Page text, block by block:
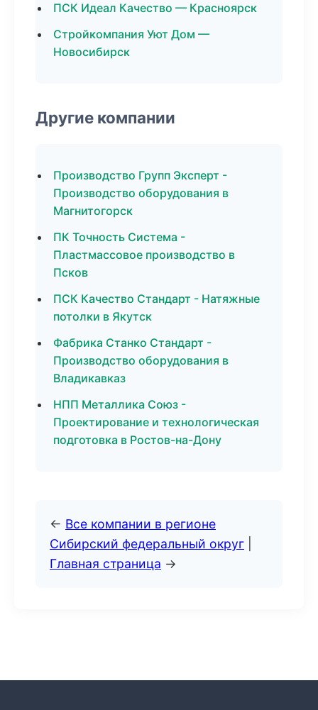
ПСК Идеал Качество — Красноярск
Стройкомпания Уют Дом —
Новосибирск
Другие компании
Производство Групп Эксперт -
Производство оборудования в
Магнитогорск
ПК Точность Система -
Пластмассовое производство в
Псков
ПСК Качество Стандарт - Натяжные
потолки в Якутск
Фабрика Станко Стандарт -
Производство оборудования в
Владикавказ
НПП Металлика Союз -
Проектирование и технологическая
подготовка в Ростов-на-Дону
← Все компании в регионе
Сибирский федеральный округ
Главная страница →